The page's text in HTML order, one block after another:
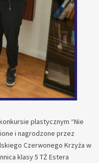
plastycznym “Nie
i nagrodzone przez
Czerwonego Krzyża w
klasy 5 TŻ Estera